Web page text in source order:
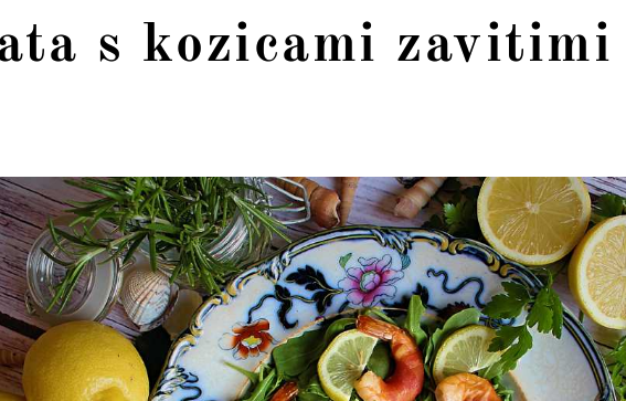
s kozicami zavitimi